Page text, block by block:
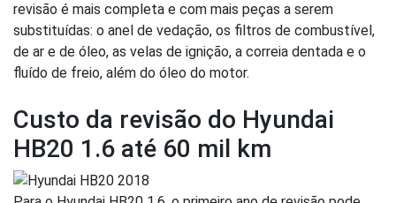
revisão é mais completa e com mais peças a serem
substituídas: o anel de vedação, os filtros de combustível,
de ar e de óleo, as velas de ignição, a correia dentada e o
fluído de freio, além do óleo do motor.
Custo da revisão do Hyundai
HB20 1.6 até 60 mil km